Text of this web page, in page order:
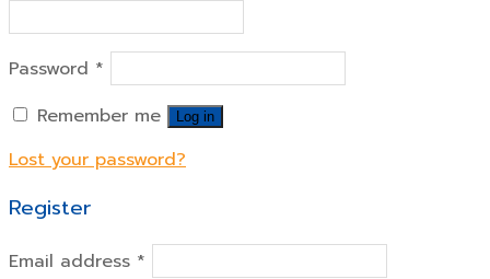
Password *
Remember me
Log in
Lost your password?
Register
Email address *